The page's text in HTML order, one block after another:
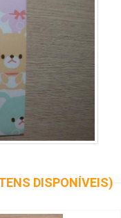
DISPONÍVEIS)